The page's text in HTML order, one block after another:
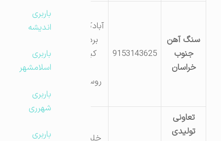
سنگ آهن
جنوب
خراسان
9153143625
کیلومتری
روستای ایرج
تعاونی
تولیدی
خلیل آباد –
باربری
اندیشه
باربری
اسلامشهر
باربری
شهرری
باربری